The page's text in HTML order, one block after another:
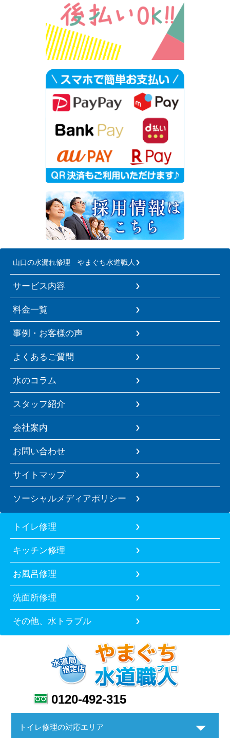
山口の水漏れ修理 やまぐち水道職人
サービス内容
料金一覧
事例・お客様の声
よくあるご質問
水のコラム
スタッフ紹介
会社案内
お問い合わせ
サイトマップ
ソーシャルメディアポリシー
トイレ修理
キッチン修理
お風呂修理
洗面所修理
その他、水トラブル
0120-492-315
トイレ修理の対応エリア